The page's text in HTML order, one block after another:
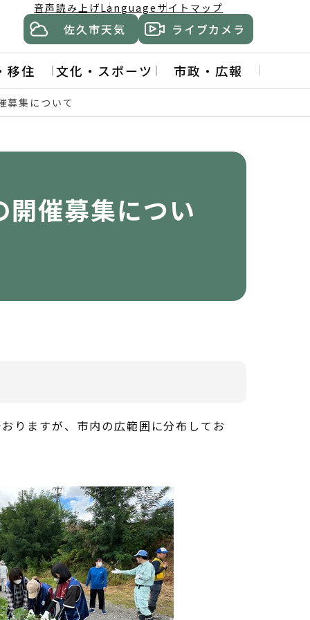
音声読み上げLanguage サイトマップ
佐久市天気 ライブカメラ
移住 文化・スポーツ 市政・広報
募集について
催募集につい
りますが、市内の広範囲に分布してお